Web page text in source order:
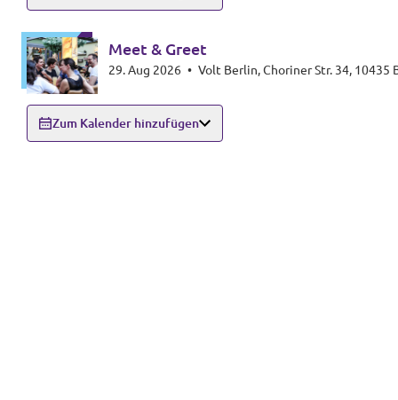
Meet & Greet
29. Aug 2026 • Volt Berlin, Choriner Str. 34, 10435
Zum Kalender hinzufügen